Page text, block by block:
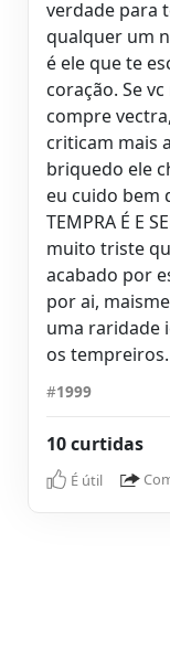
verdade para
qualquer um
é ele que te
coração. Se
compre
criticam mais
briquedo ele
eu cuido bem
TEMPRA É E
muito triste
acabado por
por ai,
uma raridade
os tempreiros.
#1999
10 curtidas
É útil